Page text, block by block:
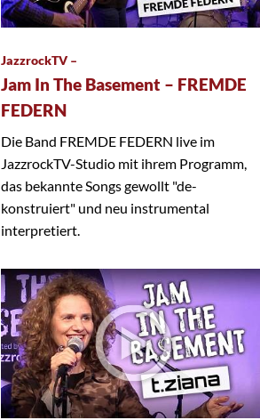
JazzrockTV –
Jam In The Basement – FREMDE
FEDERN
Die Band FREMDE FEDERN live im
JazzrockTV-Studio mit ihrem Programm,
das bekannte Songs gewollt "de-
konstruiert" und neu instrumental
interpretiert.